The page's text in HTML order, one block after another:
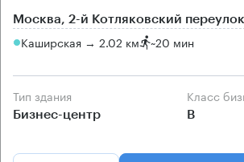
Москва, 2-й Котляковский
Каширская → 2.02 км ~20 мин
Тип здания
Бизнес-центр
Класс
B